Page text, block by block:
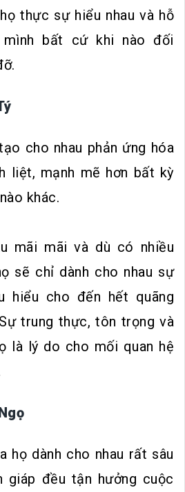
thực sự hiểu nhau và hỗ
bất cứ khi nào đối
cho nhau phản ứng hóa
liệt, mạnh mẽ hơn bất kỳ
khác.
mãi mãi và dù có nhiều
sẽ chỉ dành cho nhau sự
hiểu cho đến hết quãng
trung thực, tôn trọng và
là lý do cho mối quan hệ
họ dành cho nhau rất sâu
đều tận hưởng cuộc